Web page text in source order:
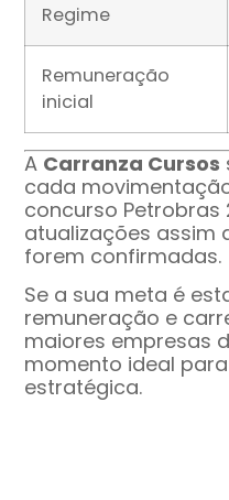
Regime
Remuneração
inicial
A Carranza Cursos
cada
concurso Petrobras
atualizações assim
forem confirmadas.
Se a sua meta é
remuneração e
maiores empresas
momento ideal
estratégica.